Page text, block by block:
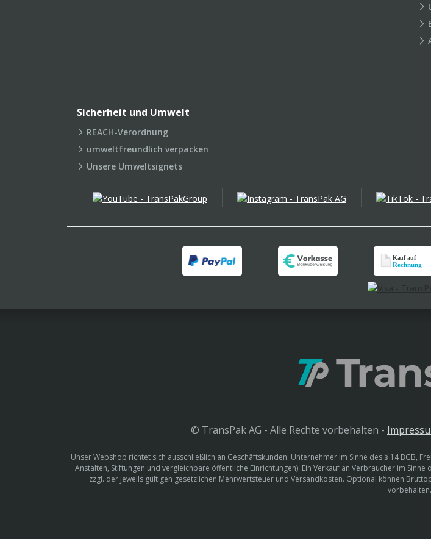
Sicherheit und Umwelt
REACH-Verordnung
umweltfreundlich verpacken
Unsere Umweltsignets
© TransPak AG - Alle Rechte vorbehalten -
Unser Webshop richtet sich ausschließlich an Geschäftskunden: Unternehmer im Sinne des § 14 BGB,
Anstalten, Stiftungen und vergleichbare öffentliche Einrichtungen). Ein Verkauf an Verbraucher im
zzgl. der jeweils gültigen gesetzlichen Mehrwertsteuer und Versandkosten. Optional können
vorbehalten.